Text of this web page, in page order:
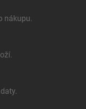
nákupu.